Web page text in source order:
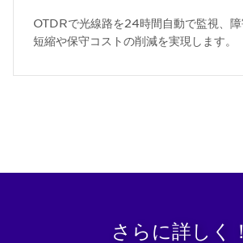
OTDRで光線路を24時間自動で監視、
短縮や保守コストの削減を実現します。
さらに詳しく！